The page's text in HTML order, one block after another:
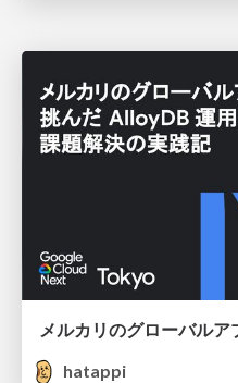
hatappi